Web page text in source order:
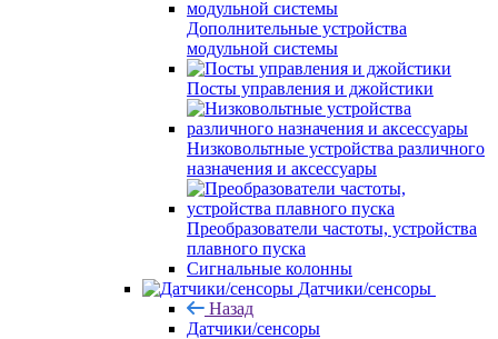
Дополнительные устройства
модульной системы
Посты управления и джойстики
Низковольтные устройства различного
назначения и аксессуары
Преобразователи частоты, устройства
плавного пуска
Сигнальные колонны
Датчики/сенсоры
Назад
Датчики/сенсоры